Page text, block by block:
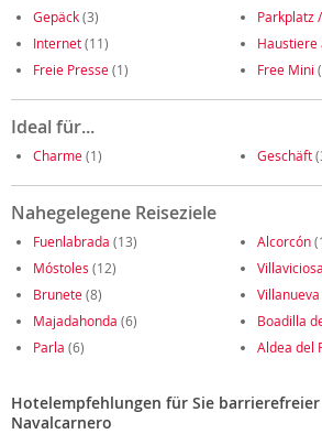
Gepäck(3) Parkplatz
Internet(11) Haustiere
Freie Presse(1) Free Mini
Ideal für...
Charme(1) Geschäft
Nahegelegene Reiseziele
Fuenlabrada (13) Alcorcón
Móstoles (12)
Brunete(8)
Majadahonda (6) Boadilla
Parla (6) Aldea del
Hotelempfehlungen für Sie barrierefreier
Navalcarnero